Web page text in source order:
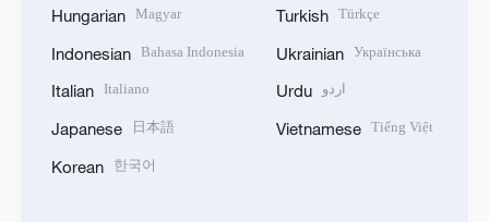
Hungarian Magyar
Indonesian Bahasa Indonesia
Italian Italiano
Japanese 日本語
Korean 한국어
Turkish Türkçe
Ukrainian Українська
Urdu اردو
Vietnamese Tiếng Việt